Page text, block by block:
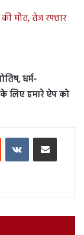
मौत, तेज रफ्तार
धर्म-
लिए हमारे ऐप को
Reddit VKontakteShare via Email